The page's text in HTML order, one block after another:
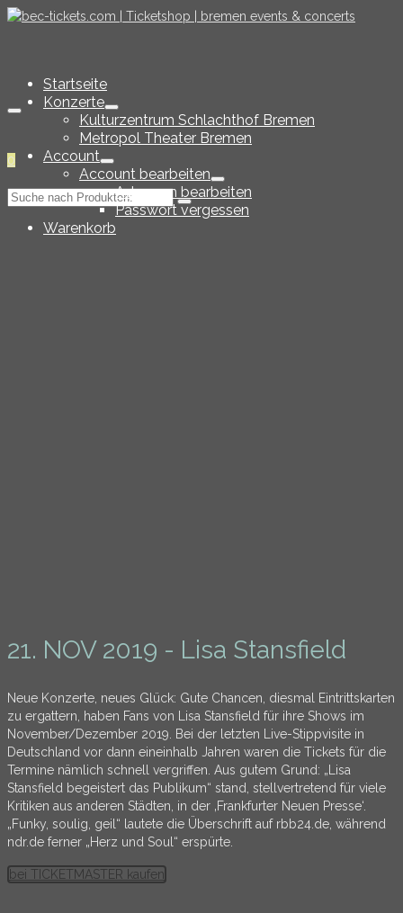
0
Suche
Startseite
Konzerte
Kulturzentrum Schlachthof Bremen
Metropol Theater Bremen
Account
Account bearbeiten
Adressen bearbeiten
Passwort vergessen
Warenkorb
21. NOV 2019 - Lisa Stansfield
Neue Konzerte, neues Glück: Gute Chancen, diesmal Eintrittskarten
zu ergattern, haben Fans von Lisa Stansfield für ihre Shows im
November/Dezember 2019. Bei der letzten Live-Stippvisite in
Deutschland vor dann eineinhalb Jahren waren die Tickets für die
Termine nämlich schnell vergriffen. Aus gutem Grund: „Lisa
Stansfield begeistert das Publikum“ stand, stellvertretend für viele
Kritiken aus anderen Städten, in der ‚Frankfurter Neuen Presse‘.
„Funky, soulig, geil“ lautete die Überschrift auf rbb24.de, während
ndr.de ferner „Herz und Soul“ erspürte.
bei TICKETMASTER kaufen